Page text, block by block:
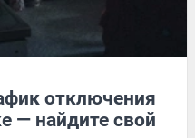
отключения
— найдите свой